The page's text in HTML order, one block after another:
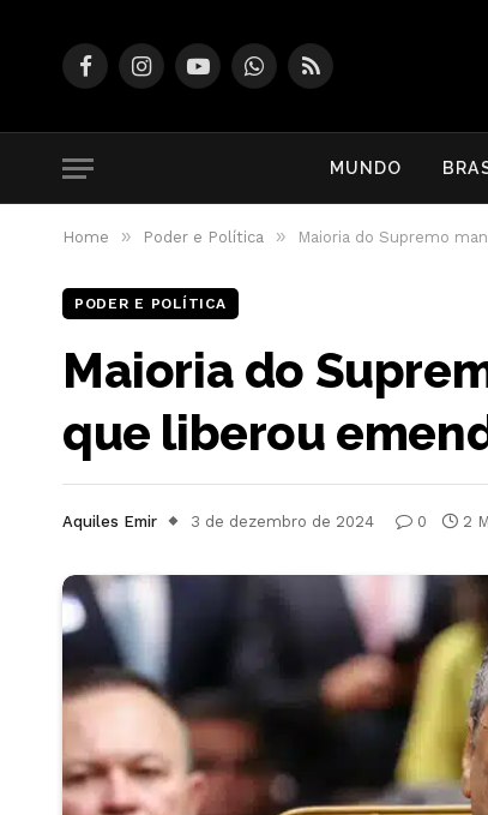
FacebookInstagramYouTubeWhatsApp
RSS
MUNDO
Home » Poder e Política » Maioria do Supremo
PODER E POLÍTICA
Maioria do
que liberou
Aquiles Emir 3 de dezembro de 2024 0 2